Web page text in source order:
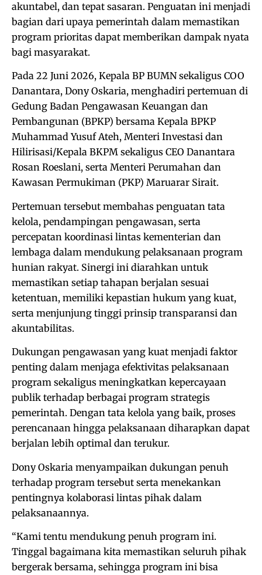
akuntabel, dan tepat sasaran. Penguatan ini menjadi
bagian dari upaya pemerintah dalam memastikan
program prioritas dapat memberikan dampak nyata
bagi masyarakat.
Pada 22 Juni 2026, Kepala BP BUMN sekaligus COO
Danantara, Dony Oskaria, menghadiri pertemuan di
Gedung Badan Pengawasan Keuangan dan
Pembangunan (BPKP) bersama Kepala BPKP
Muhammad Yusuf Ateh, Menteri Investasi dan
Hilirisasi/Kepala BKPM sekaligus CEO Danantara
Rosan Roeslani, serta Menteri Perumahan dan
Kawasan Permukiman (PKP) Maruarar Sirait.
Pertemuan tersebut membahas penguatan tata
kelola, pendampingan pengawasan, serta
percepatan koordinasi lintas kementerian dan
lembaga dalam mendukung pelaksanaan program
hunian rakyat. Sinergi ini diarahkan untuk
memastikan setiap tahapan berjalan sesuai
ketentuan, memiliki kepastian hukum yang kuat,
serta menjunjung tinggi prinsip transparansi dan
akuntabilitas.
Dukungan pengawasan yang kuat menjadi faktor
penting dalam menjaga efektivitas pelaksanaan
program sekaligus meningkatkan kepercayaan
publik terhadap berbagai program strategis
pemerintah. Dengan tata kelola yang baik, proses
perencanaan hingga pelaksanaan diharapkan dapat
berjalan lebih optimal dan terukur.
Dony Oskaria menyampaikan dukungan penuh
terhadap program tersebut serta menekankan
pentingnya kolaborasi lintas pihak dalam
pelaksanaannya.
“Kami tentu mendukung penuh program ini.
Tinggal bagaimana kita memastikan seluruh pihak
bergerak bersama, sehingga program ini bisa